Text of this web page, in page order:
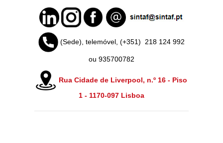
(Sede), telemóvel, (+351) 218 124 992
ou 935700782
Rua Cidade de Liverpool, n.º 16 - Piso
1 - 1170-097 Lisboa